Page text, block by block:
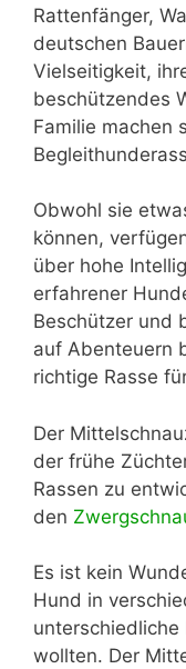
Rattenfänger,
deutschen
Vielseitigkeit,
beschützendes
Familie machen
Obwohl sie
können,
über hohe
erfahrener
Beschützer und
auf Abenteuern
richtige Rasse
Der
der frühe
Rassen zu
den
Es ist kein
Hund in
wollten. Der